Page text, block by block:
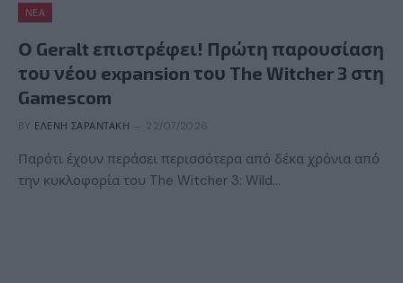
ΝΈΑ
Ο Geralt επιστρέφει! Πρώτη παρουσίαση
του νέου expansion του The Witcher 3 στη
Gamescom
BY ΕΛΈΝΗ ΣΑΡΑΝΤΆΚΗ 22/07/2026
Παρότι έχουν περάσει περισσότερα από δέκα χρόνια από
την κυκλοφορία του The Witcher 3: Wild…